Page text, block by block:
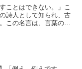
る教訓
ことはできない。」こ
詩人として知られ、古
この名言は、言葉の力